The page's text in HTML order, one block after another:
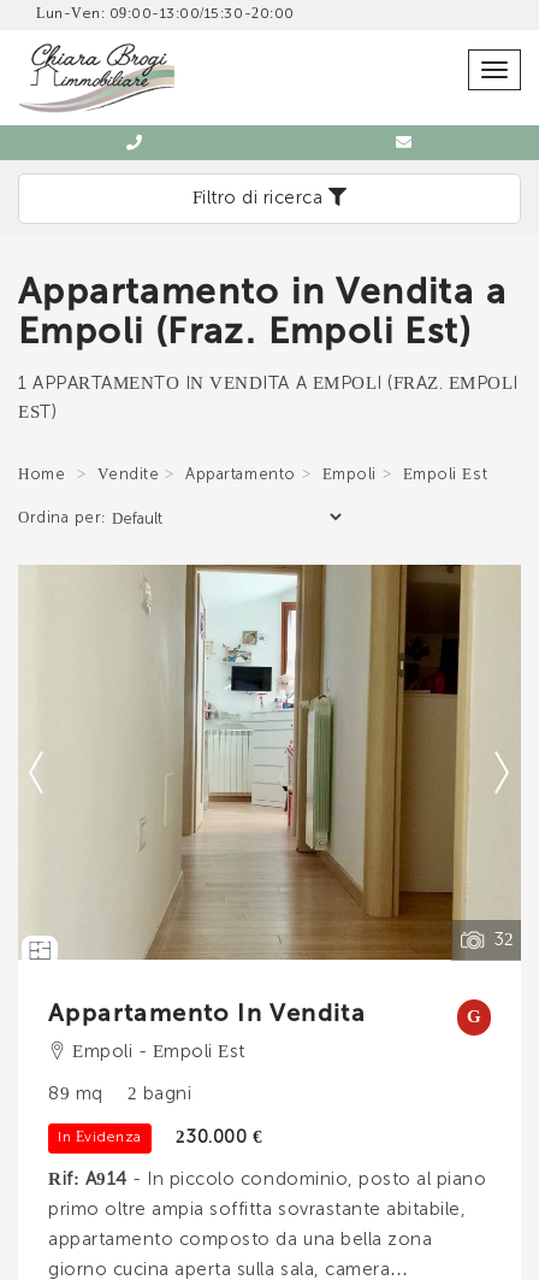
Lun-Ven: 09:00-13:00/15:30-20:00
Filtro di ricerca
Appartamento in Vendita a
Empoli (Fraz. Empoli Est)
1 APPARTAMENTO IN VENDITA A EMPOLI (FRAZ. EMPOLI
EST)
Home Vendite Appartamento Empoli Empoli Est
Ordina per:
32
Ti interessa?
Contatta
--------------------
Vedi tutti i dettagli
Appartamento In Vendita
G
Empoli - Empoli Est
89 mq 2 bagni
In Evidenza 230.000 €
Rif: A914 - In piccolo condominio, posto al piano
primo oltre ampia soffitta sovrastante abitabile,
appartamento composto da una bella zona
giorno cucina aperta sulla sala, camera
SCRIVICI SENZA IMPEGNO
Immobiliare Chiara Brogi
0571 902832
*Il tuo indirizzo Email
Ho letto, compreso e accettato i
Voglio ricevere immobili simili da Immobiliare Chiara
*Controllo Antispam: qual è il numero fra 1 e 3?
INVIA